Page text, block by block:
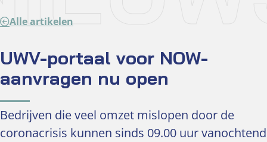
Over NUVO
Optiekcentrum
Alle artikelen
UWV-portaal voor NOW-
aanvragen nu open
Bedrijven die veel omzet mislopen door de
coronacrisis kunnen sinds 09.00 uur vanochtend